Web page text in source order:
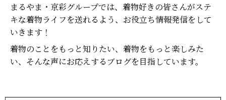
まるやま・京彩グループでは、着物好きの皆さんがステ
キな着物ライフを送れるよう、お役立ち情報発信をして
いきます！
着物のことをもっと知りたい、着物をもっと楽しみた
い、そんな声にお応えするブログを目指しています。